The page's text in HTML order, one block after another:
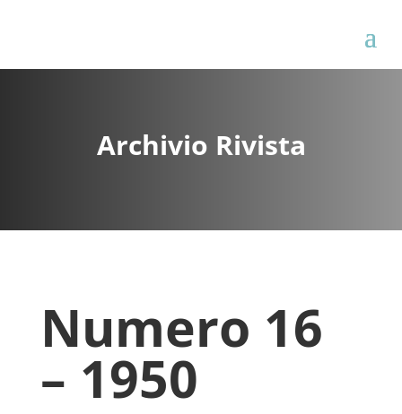
Archivio Rivista
Numero 16
– 1950